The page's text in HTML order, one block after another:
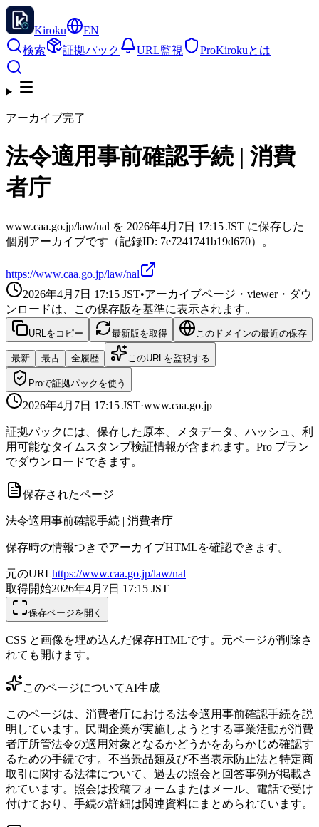
Kiroku
EN
検索
証拠パック URL監視 ProKirokuとは
アーカイブ完了
法令適用事前確認手続 | 消費
者庁
www.caa.go.jp/law/nal を 2026年4月7日 17:15 JST に保存した
個別アーカイブです（記録ID: 7e7241741b19d670）。
https://www.caa.go.jp/law/nal
2026年4月7日 17:15 JST•アーカイブページ・viewer・ダウ
ンロードは、この保存版を基準に表示されます。
URLをコピー 最新版を取得 このドメインの最近の保存
最新 最古 全履歴 このURLを監視する
Proで証拠パックを使う
2026年4月7日 17:15 JST·www.caa.go.jp
証拠パックには、保存した原本、メタデータ、ハッシュ、利
用可能なタイムスタンプ検証情報が含まれます。Pro プラン
でダウンロードできます。
保存されたページ
法令適用事前確認手続 | 消費者庁
保存時の情報つきでアーカイブHTMLを確認できます。
元のURLhttps://www.caa.go.jp/law/nal
取得開始2026年4月7日 17:15 JST
保存ページを開く
CSS と画像を埋め込んだ保存HTMLです。元ページが削除さ
れても開けます。
このページについてAI生成
このページは、消費者庁における法令適用事前確認手続を説
明しています。民間企業が実施しようとする事業活動が消費
者庁所管法令の適用対象となるかどうかをあらかじめ確認す
るための手続です。不当景品類及び不当表示防止法と特定商
取引に関する法律について、過去の照会と回答事例が掲載さ
れています。照会は投稿フォームまたはメール、電話で受け
付けており、手続の詳細は関連資料にまとめられています。